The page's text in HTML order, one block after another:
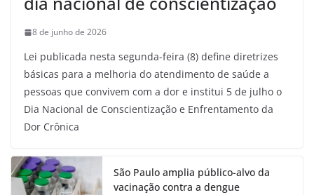
8 de junho de 2026
Lei publicada nesta segunda-feira (8) define diretrizes
básicas para a melhoria do atendimento de saúde a
pessoas que convivem com a dor e institui 5 de julho o
Dia Nacional de Conscientização e Enfrentamento da
Dor Crônica
São Paulo amplia público-alvo da
vacinação contra a dengue